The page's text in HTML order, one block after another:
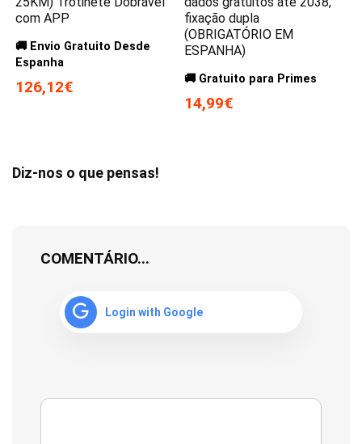
com APP
🚚 Envio Gratuito Desde
Espanha
126,12€
fixação dupla
(OBRIGATÓRIO EM
ESPANHA)
🚚 Gratuito para Primes
14,99€
Diz-nos o que pensas!
COMENTÁRIO...
Login with Google